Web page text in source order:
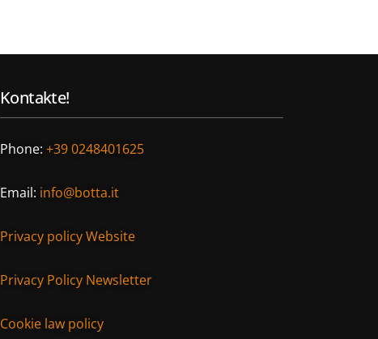
Kontakte!
Phone: +39 0248401625
Email: info@botta.it
Privacy policy Website
Privacy Policy Newsletter
Cookie law policy